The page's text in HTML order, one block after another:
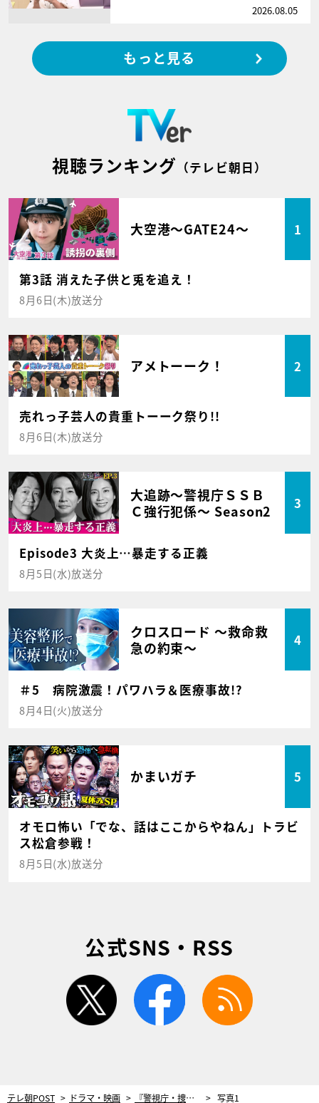
2026.08.05
もっと見る
視聴ランキング （テレビ朝日）
大空港～GATE24～ 1
第3話 消えた子供と兎を追え！
8月6日(木)放送分
アメトーーク！ 2
売れっ子芸人の貴重トーーク祭り!!
8月6日(木)放送分
大追跡～警視庁ＳＳＢ
Ｃ強行犯係～ Season2
3
Episode3 大炎上…暴走する正義
8月5日(水)放送分
クロスロード ～救命救
急の約束～
4
＃5 病院激震！パワハラ＆医療事故!?
8月4日(火)放送分
かまいガチ 5
オモロ怖い「でな、話はここからやねん」トラビ
ス松倉参戦！
8月5日(水)放送分
公式SNS・RSS
twitter facebook
テレ朝POST ドラマ・映画 『警視庁・捜査一課長』シリーズ誕生10年！内藤剛志「もっともっと面白いドラマを作る」 写真1